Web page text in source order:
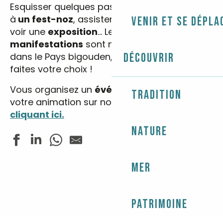
Venir et se
Découvrir
Tradition
Nature
Mer
Patrimoine
Esquisser quelques pas de danses bretonnes
à un fest-noz, assister à unspectacleou
voir une exposition… Les
manifestations sont nombreuses et variées
dans le Pays bigouden, entrez vos dates et
faites votre choix !
Vous organisez un événement ? Annoncez
votre animation sur notre site web en
cliquant ici.
Balade contée - Le patrimoine de Sainte-Marine
Les rendez-vous nature - Balade chantée dans les